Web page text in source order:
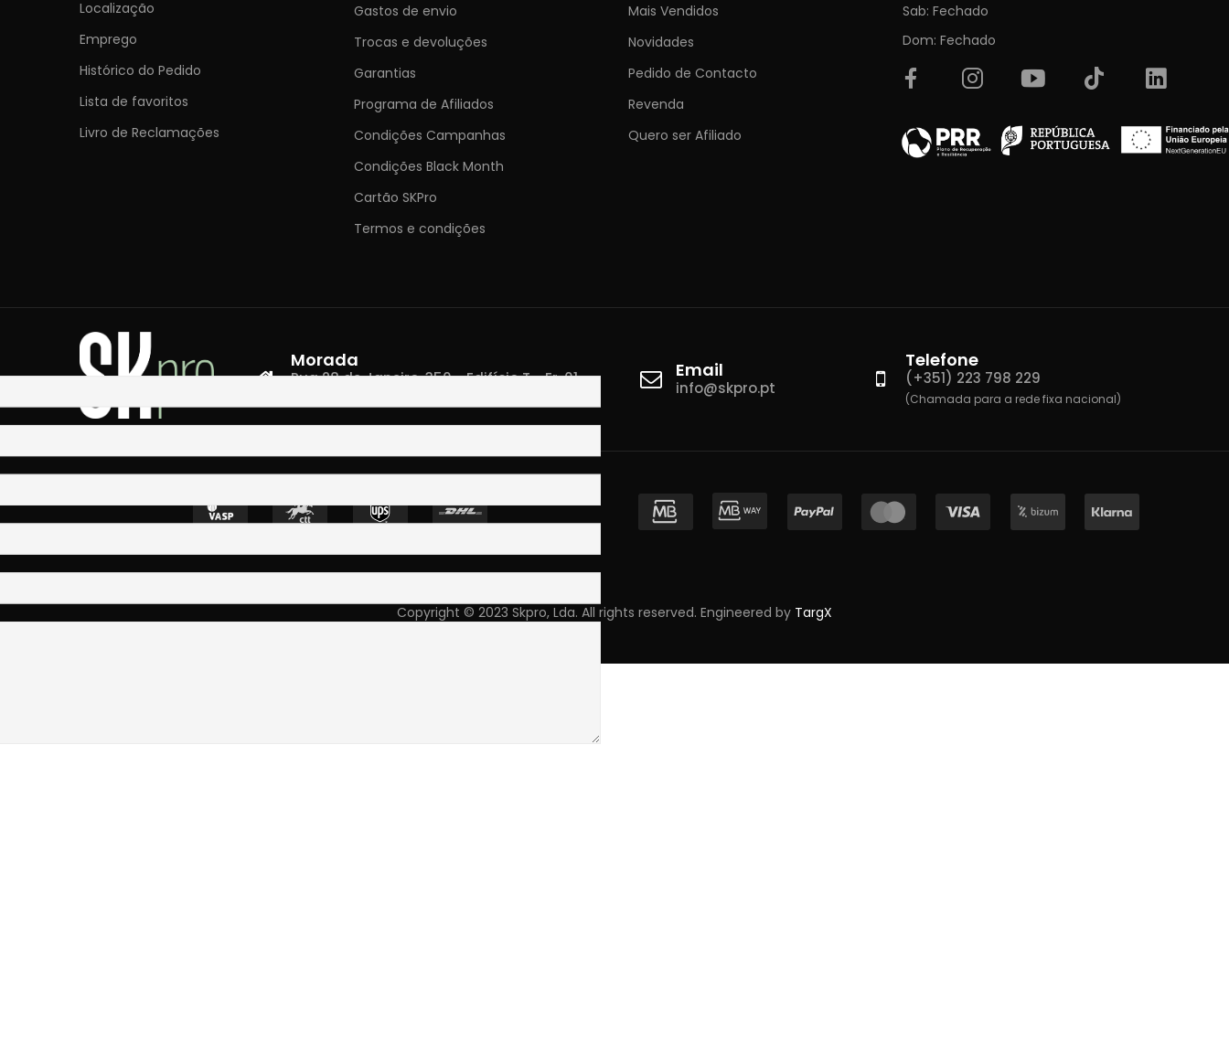
Localização
Emprego
Histórico do Pedido
Lista de favoritos
Livro de Reclamações
Gastos de envio
Trocas e devoluções
Garantias
Programa de Afiliados
Condições Campanhas
Condições Black Month
Cartão SKPro
Termos e condições
Mais Vendidos
Novidades
Pedido de Contacto
Revenda
Quero ser Afiliado
Sab: Fechado
Dom: Fechado
Morada
Rua 28 de Janeiro, 350 - Edifício T - Fr. 01
Email
info@skpro.pt
Telefone
(+351) 223 798 229
(Chamada para a rede fixa nacional)
Copyright © 2023 Skpro, Lda. All rights reserved. Engineered by TargX